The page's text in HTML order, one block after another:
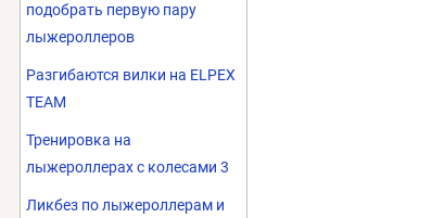
подобрать первую пару
лыжероллеров
Разгибаются вилки на ELPEX
TEAM
Тренировка на
лыжероллерах с колесами 3
Ликбез по лыжероллерам и